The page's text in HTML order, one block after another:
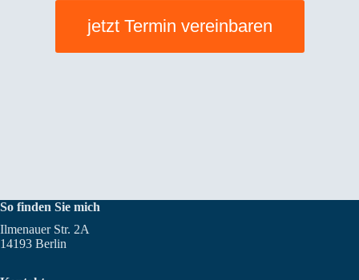
jetzt Termin vereinbaren
So finden Sie mich
Ilmenauer Str. 2A
14193 Berlin